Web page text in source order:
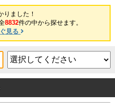
りました！
8832件の中から探せます。
見る